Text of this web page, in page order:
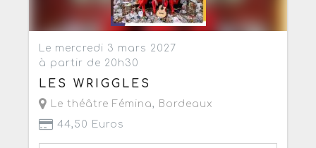
Le mercredi 3 mars 2027
à partir de 20h30
LES WRIGGLES
Le théâtre Fémina, Bordeaux
44,50 Euros